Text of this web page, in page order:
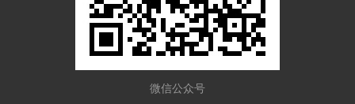
微信公众号